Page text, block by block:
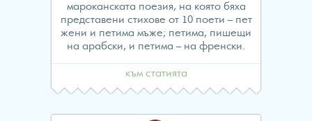
мароканската поезия, на която бяха
представени стихове от 10 поети – пет
жени и петима мъже; петима, пишещи
на арабски, и петима – на френски.
към статията